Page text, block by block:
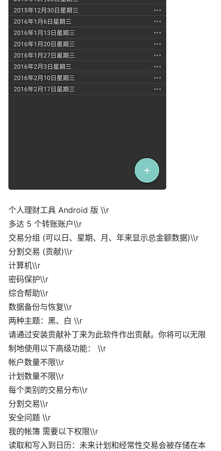
个人理财工具 Android 版 \\r
多达 5 个转账账户\\r
交易分组 (可以日、星期、月、年来显示总金额数据)\\r
分割交易 (贡献)\\r
计算机\\r
密码保护\\r
综合帮助\\r
数据备份与恢复\\r
两种主题：黑、白 \\r
请通过安装贡献补丁来为此软件作出贡献。你将可以无限
制地使用以下高级功能： \\r
帐户数量不限\\r
计划数量不限\\r
每个类别的交易分布\\r
分割交易\\r
安全问题 \\r
我的帐簿 需要以下权限\\r
读取和写入到日历：未来计划和经常性交易会被存储在本